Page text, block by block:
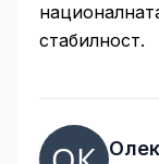
стабилност.